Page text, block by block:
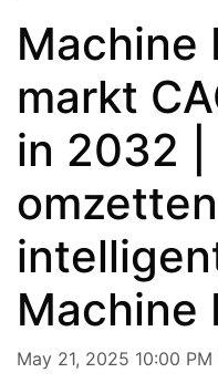
Machine
markt
in 2032 |
Machine
May 21, 2025 10:00 PM